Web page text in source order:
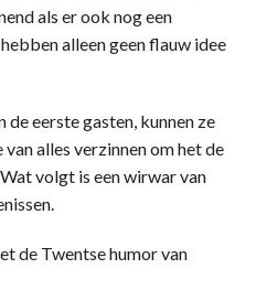
als er ook nog een
alleen geen flauw idee
eerste gasten, kunnen ze
alles verzinnen om het de
volgt is een wirwar van
de Twentse humor van